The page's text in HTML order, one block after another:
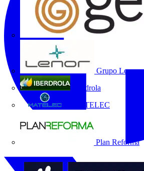
Grupo Lenor
Iberdrola
MATELEC
Plan Reforma